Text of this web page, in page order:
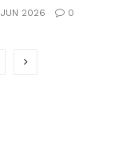
2026 0